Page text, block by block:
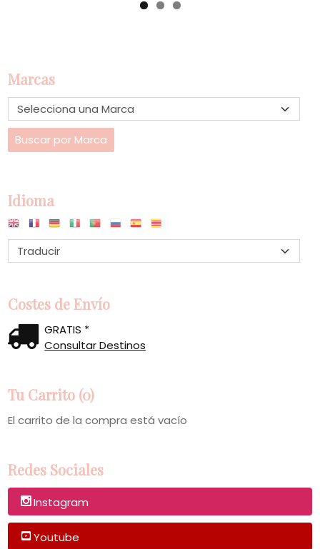
Marcas
Idioma
Costes de Envío
GRATIS *
Consultar Destinos
Tu Carrito (0)
El carrito de la compra está vacío
Redes Sociales
Instagram
Youtube